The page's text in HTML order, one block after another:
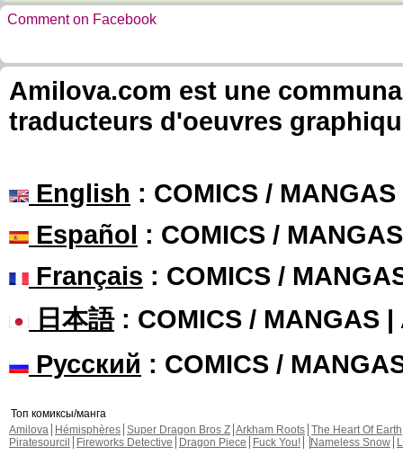
Comment on Facebook
Amilova.com est une
traducteurs d'oeuvres
English : COMICS /
Español : COMICS /
Français : COMICS /
日本語: COMICS / MANGAS |
Русский : COMICS /
Топ комиксы/манга
Amilova
Hémisphères Super Dragon Bros Z Arkham Roots The Heart Of Earth
Piratesourcil
Fireworks Detective Dragon Piece Fuck You! Nameless Snow